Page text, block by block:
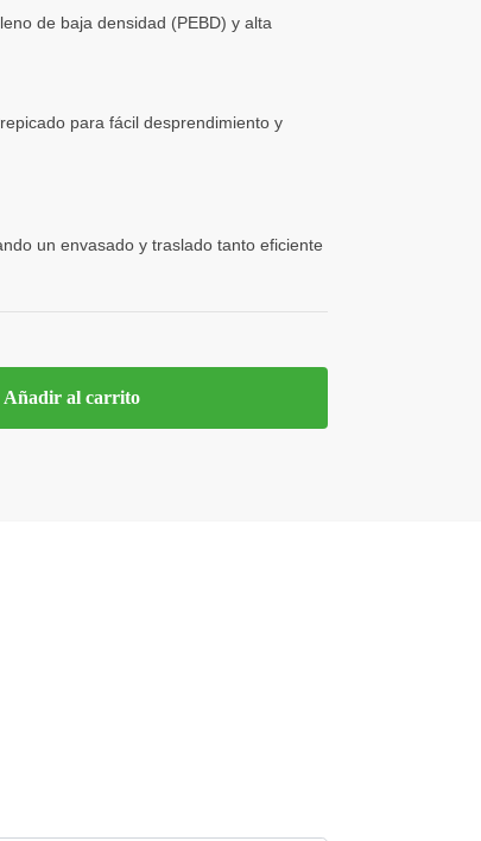
de baja densidad (PEBD) y alta
para fácil desprendimiento y
un envasado y traslado tanto eficiente
Añadir al carrito